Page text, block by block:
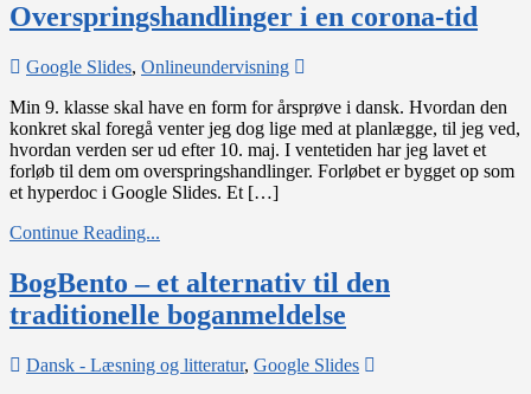
Overspringshandlinger i en corona-tid
Google Slides, Onlineundervisning
i
en
corona-
tid
Min 9. klasse skal have en form for årsprøve i dansk. Hvordan den
konkret skal foregå venter jeg dog lige med at planlægge, til jeg ved,
hvordan verden ser ud efter 10. maj. I ventetiden har jeg lavet et
forløb til dem om overspringshandlinger. Forløbet er bygget op som
et hyperdoc i Google Slides. Et […]
Continue Reading...
BogBento – et alternativ til den
traditionelle boganmeldelse
Dansk - Læsning og litteratur, Google Slides